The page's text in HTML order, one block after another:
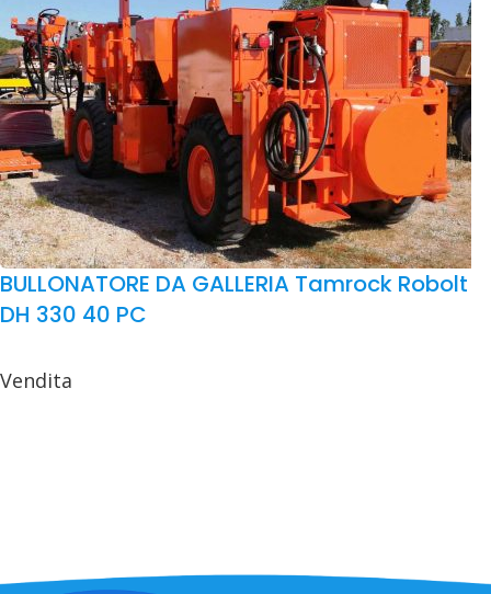
BULLONATORE DA GALLERIA Tamrock Robolt
DH 330 40 PC
Vendita